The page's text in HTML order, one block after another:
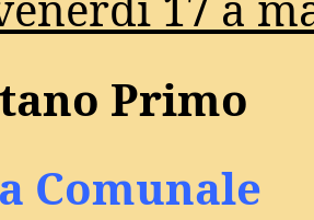
17 a
Primo
Comunale